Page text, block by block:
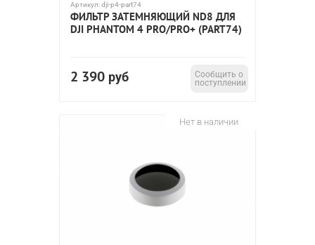
Артикул:dji-p4-part74
ФИЛЬТР ЗАТЕМНЯЮЩИЙ ND8 ДЛЯ
DJI PHANTOM 4 PRO/PRO+ (PART74)
2 390 руб
Сообщить о
поступлении
Нет в наличии